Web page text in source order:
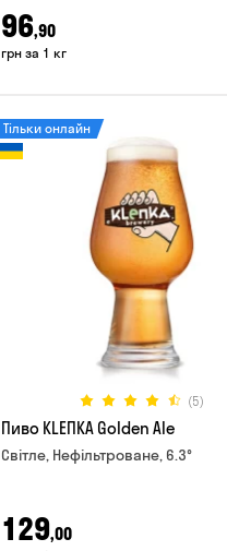
96,90
грн за 1 кг
(5)
Тільки онлайн
Пиво KLEПКА Golden Ale
Світле, Нефільтроване, 6.3°
129,00